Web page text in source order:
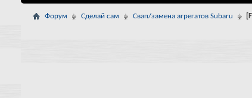
Форум Сделай сам Свап/замена агрегатов Subaru